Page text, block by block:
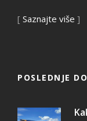
[ Saznajte više ]
POSLEDNJE